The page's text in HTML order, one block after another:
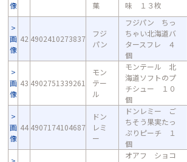
像
菓
味 １３枚
画
像
42 4902410273837
フジ
パン
フジパン ちっ
ちゃい北海道バ
タースフレ ４
個
画
像
43 4902751339261
モン
テー
ル
モンテール 北
海道ソフトのプ
チシュー １０
個
画
像
44 4907174104687
ドン
レミ
ー
ドンレミー ご
ちそう果実たっ
ぷりピーチ １
個
オアフ ショコ